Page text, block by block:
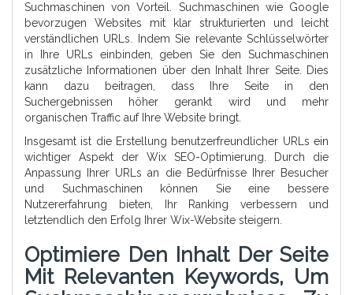
Suchmaschinen von Vorteil. Suchmaschinen wie Google
bevorzugen Websites mit klar strukturierten und leicht
verständlichen URLs. Indem Sie relevante Schlüsselwörter
in Ihre URLs einbinden, geben Sie den Suchmaschinen
zusätzliche Informationen über den Inhalt Ihrer Seite. Dies
kann dazu beitragen, dass Ihre Seite in den
Suchergebnissen höher gerankt wird und mehr
organischen Traffic auf Ihre Website bringt.
Insgesamt ist die Erstellung benutzerfreundlicher URLs ein
wichtiger Aspekt der Wix SEO-Optimierung. Durch die
Anpassung Ihrer URLs an die Bedürfnisse Ihrer Besucher
und Suchmaschinen können Sie eine bessere
Nutzererfahrung bieten, Ihr Ranking verbessern und
letztendlich den Erfolg Ihrer Wix-Website steigern.
Optimiere Den Inhalt Der Seite
Mit Relevanten Keywords, Um